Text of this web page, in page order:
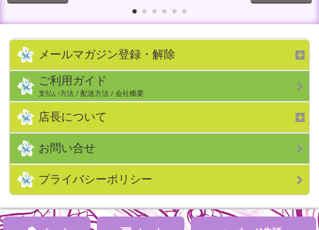
メールマガジン登録・解除
ご利用ガイド
支払い方法 / 配送方法 / 会社概要
店長について
お問い合せ
プライバシーポリシー